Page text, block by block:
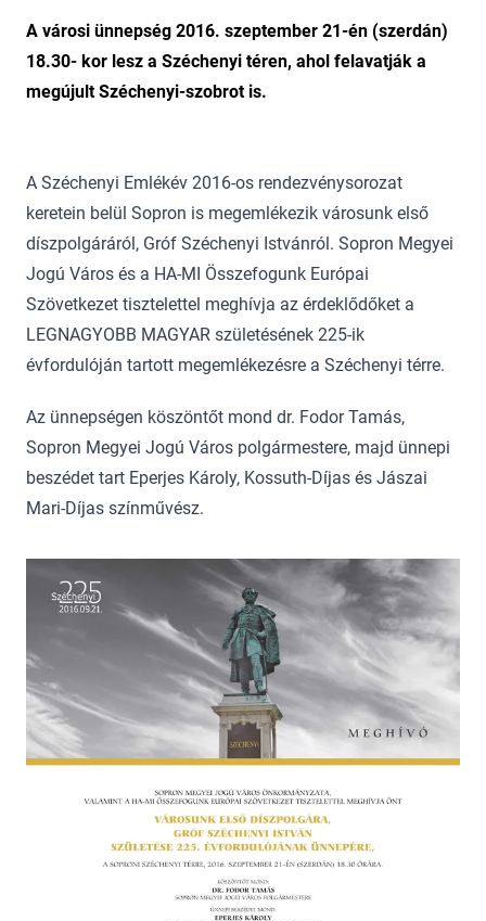
A városi ünnepség 2016. szeptember 21-én (szerdán)
18.30- kor lesz a Széchenyi téren, ahol felavatják a
megújult Széchenyi-szobrot is.
A Széchenyi Emlékév 2016-os rendezvénysorozat
keretein belül Sopron is megemlékezik városunk első
díszpolgáráról, Gróf Széchenyi Istvánról. Sopron Megyei
Jogú Város és a HA-MI Összefogunk Európai
Szövetkezet tisztelettel meghívja az érdeklődőket a
LEGNAGYOBB MAGYAR születésének 225-ik
évfordulóján tartott megemlékezésre a Széchenyi térre.
Az ünnepségen köszöntőt mond dr. Fodor Tamás,
Sopron Megyei Jogú Város polgármestere, majd ünnepi
beszédet tart Eperjes Károly, Kossuth-Díjas és Jászai
Mari-Díjas színművész.